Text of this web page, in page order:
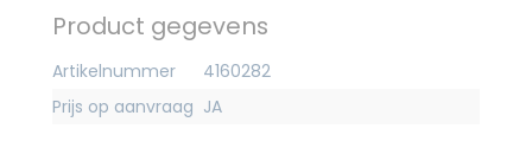
Product gegevens
Artikelnummer
4160282
Prijs op aanvraag JA